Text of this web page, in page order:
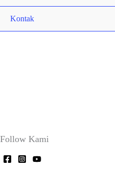
Kontak
Follow Kami